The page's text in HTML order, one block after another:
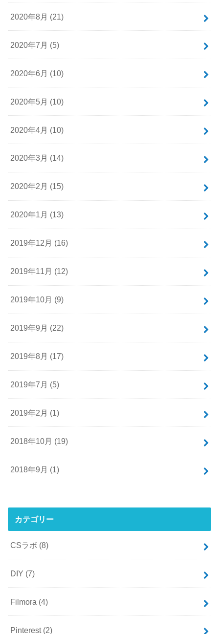
2020年8月 (21)
2020年7月 (5)
2020年6月 (10)
2020年5月 (10)
2020年4月 (10)
2020年3月 (14)
2020年2月 (15)
2020年1月 (13)
2019年12月 (16)
2019年11月 (12)
2019年10月 (9)
2019年9月 (22)
2019年8月 (17)
2019年7月 (5)
2019年2月 (1)
2018年10月 (19)
2018年9月 (1)
カテゴリー
CSラボ (8)
DIY (7)
Filmora (4)
Pinterest (2)